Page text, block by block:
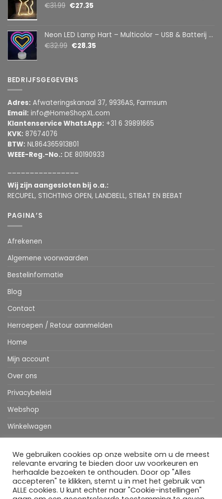
€31.99 €27.35
Neon LED Lamp Hart – Multicolor – USB & Batterij – Hartvormige Sfeerlamp – Kinderkamer & Slaapkamer – 25,2 x 23 cm
€32.99 €28.35
BEDRIJFSGEGEVENS
Adres: Afwateringskanaal 37, 9936AS, Farmsum
Email: info@HomeShopXL.com
Klantenservice WhatsApp: +31 6 39891665
KVK: 87674076
BTW: NL864365913B01
WEEE-Reg.-No.: DE 80190933
Wij zijn aangesloten bij o.a.:
RECUPEL, STICHTING OPEN, LANDBELL, STIBAT EN BEBAT
PAGINA’S
Afrekenen
Algemene voorwaarden
Bestelinformatie
Blog
Contact
Herroepen / Retour aanmelden
Home
Mijn account
Over ons
Privacybeleid
Webshop
Winkelwagen
Stripe MasterCardIDeal BancontactKlarna
Apple
Pay
HOME WEBSHOP MIJN ACCOUNT BESTELINFORMATIE OVER ONS BLOG
We gebruiken cookies op onze website om u de meest
relevante ervaring te bieden door uw voorkeuren en
herhaalde bezoeken te onthouden. Door op "Alles
accepteren" te klikken, stemt u in met het gebruik van
ALLE cookies. U kunt echter naar "Cookie-instellingen"